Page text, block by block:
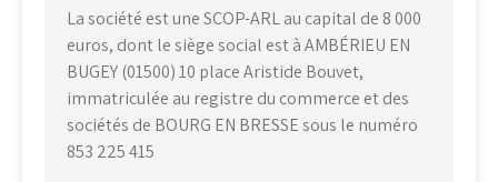
La société est une SCOP-ARL au capital de 8 000
euros, dont le siège social est à AMBÉRIEU EN
BUGEY (01500) 10 place Aristide Bouvet,
immatriculée au registre du commerce et des
sociétés de BOURG EN BRESSE sous le numéro
853 225 415